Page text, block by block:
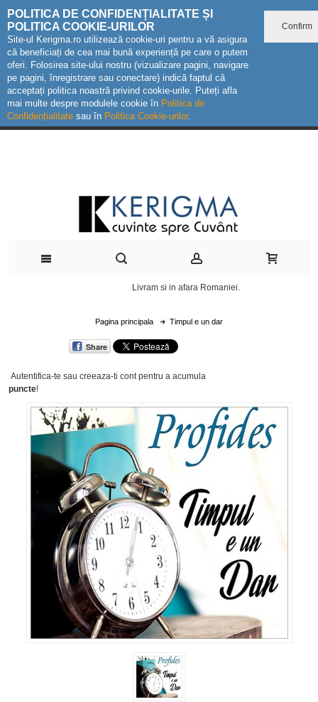
POLITICA DE CONFIDENȚIALITATE ȘI
POLITICA COOKIE-URILOR
Site-ul Kerigma.ro utilizează cookie-uri pentru a vă asigura
că beneficiați de cea mai bună experiență pe care o putem
oferi. Folosirea site-ului nostru (vizualizare pagini, navigare
pe pagini, înregistrare sau conectare) indică faptul că
acceptați politica noastră privind cookie-urile. Puteți afla
mai multe despre modulele cookie în Politica de
Confidențialitate sau în Politica Cookie-urilor.
Confirm
Livram si in afara Romaniei.
Pagina principala Timpul e un dar
Share
Autentifica-te sau creeaza-ti contpentru a acumula
puncte!